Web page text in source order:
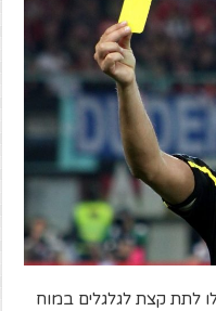
לתת קצת לגלגלים במוח